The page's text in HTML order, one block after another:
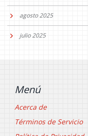
agosto 2025
julio 2025
Menú
Acerca de
Términos de Servicio